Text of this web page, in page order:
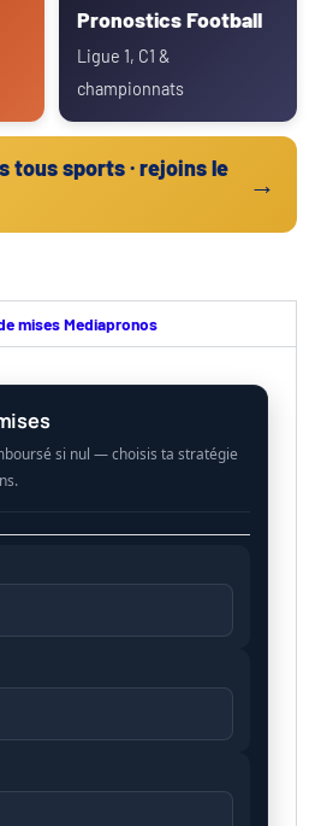
Pronostics Football
Ligue 1, C1 &
championnats
tous sports · rejoins le
→
mises Mediapronos